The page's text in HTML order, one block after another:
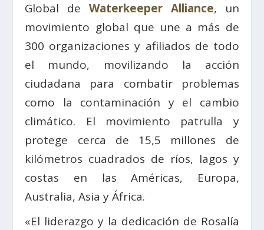
Global de Waterkeeper Alliance, un
movimiento global que une a más de
300 organizaciones y afiliados de todo
el mundo, movilizando la acción
ciudadana para combatir problemas
como la contaminación y el cambio
climático. El movimiento patrulla y
protege cerca de 15,5 millones de
kilómetros cuadrados de ríos, lagos y
costas en las Américas, Europa,
Australia, Asia y África.
«El liderazgo y la dedicación de Rosalía